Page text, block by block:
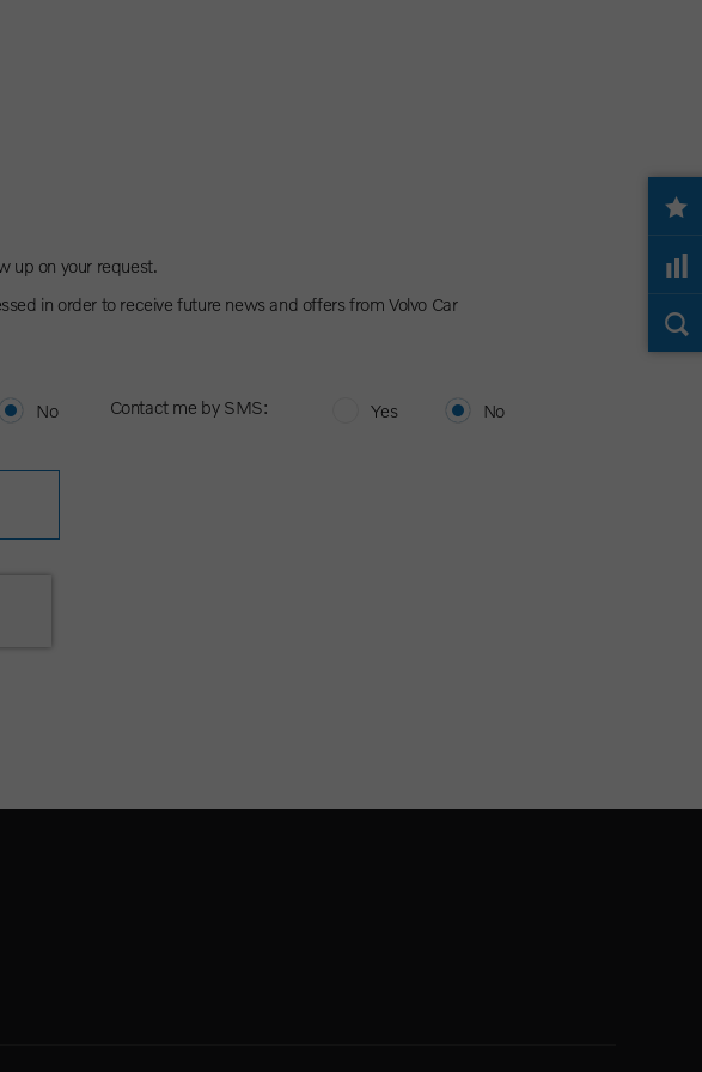
up on your request.
in order to receive future news and offers from Volvo Car
No Contact me by SMS: Yes No